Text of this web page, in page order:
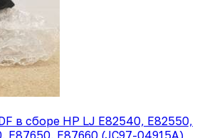
в сборе HP LJ E82540, E82550,
E87650, E87660 (JC97-04915A)